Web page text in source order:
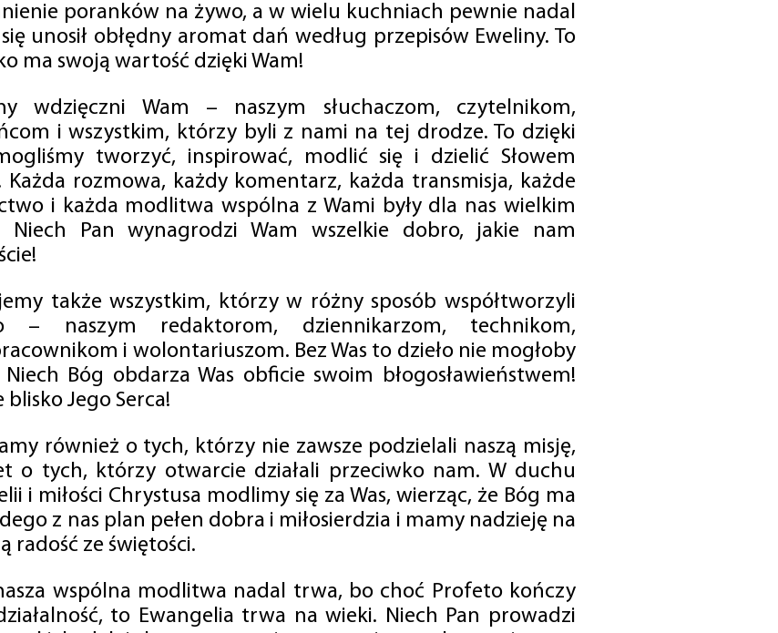
poranków na żywo, a w wielu kuchniach pewnie nadal
unosił obłędny aromat dań według przepisów Eweliny. To
ma swoją wartość dzięki Wam!
wdzięczni Wam – naszym słuchaczom, czytelnikom,
i wszystkim, którzy byli z nami na tej drodze. To dzięki
tworzyć, inspirować, modlić się i dzielić Słowem
Każda rozmowa, każdy komentarz, każda transmisja, każde
i każda modlitwa wspólna z Wami były dla nas wielkim
Niech Pan wynagrodzi Wam wszelkie dobro, jakie nam
także wszystkim, którzy w różny sposób współtworzyli
– naszym redaktorom, dziennikarzom, technikom,
i wolontariuszom. Bez Was to dzieło nie mogłoby
Niech Bóg obdarza Was obficie swoim błogosławieństwem!
blisko Jego Serca!
również o tych, którzy nie zawsze podzielali naszą misję,
o tych, którzy otwarcie działali przeciwko nam. W duchu
i miłości Chrystusa modlimy się za Was, wierząc, że Bóg ma
z nas plan pełen dobra i miłosierdzia i mamy nadzieję na
radość ze świętości.
wspólna modlitwa nadal trwa, bo choć Profeto kończy
to Ewangelia trwa na wieki. Niech Pan prowadzi